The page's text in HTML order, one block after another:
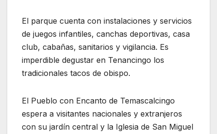
El parque cuenta con instalaciones y servicios
de juegos infantiles, canchas deportivas, casa
club, cabañas, sanitarios y vigilancia. Es
imperdible degustar en Tenancingo los
tradicionales tacos de obispo.
El Pueblo con Encanto de Temascalcingo
espera a visitantes nacionales y extranjeros
con su jardín central y la Iglesia de San Miguel